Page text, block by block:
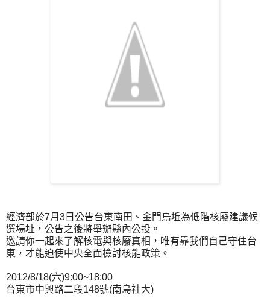
經濟部於7月3日公告台東南田、金門烏坵為低階核廢建議候
選場址，公告之後將舉辦縣內公投。
邀請你一起來了解核電與核廢真相，唯有靠我們自己守住台
東，才能迫使中央全面檢討核能政策。
2012/8/18(六)9:00~18:00
台東市中興路二段148號(南島社大)